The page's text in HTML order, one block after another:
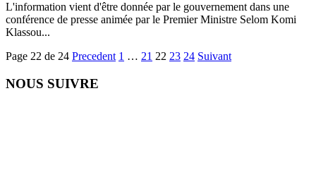
L'information vient d'être donnée par le gouvernement dans une
conférence de presse animée par le Premier Ministre Selom Komi
Klassou...
Page 22 de 24 Precedent 1 … 21 22 23 24 Suivant
NOUS SUIVRE